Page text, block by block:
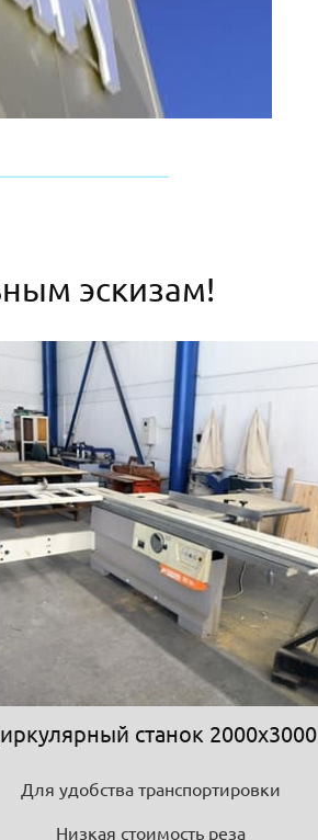
эскизам!
станок 2000х3000
Для удобства транспортировки
Низкая стоимость реза